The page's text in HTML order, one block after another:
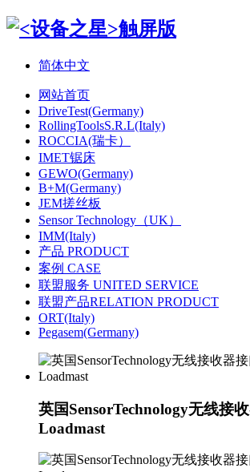
简体中文
网站首页
DriveTest(Germany)
RollingToolsS.R.L(Italy)
ROCCIA(瑞卡）
IMET锯床
GEWO(Germany)
B+M(Germany)
JEM搓丝板
Sensor Technology（UK）
IMM(Italy)
产品 PRODUCT
案例 CASE
联盟服务 UNITED SERVICE
联盟产品RELATION PRODUCT
ORT(Italy)
Pegasem(Germany)
英国SensorTechnology无线接
Loadmast